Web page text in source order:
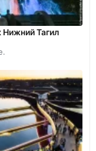
Тагил